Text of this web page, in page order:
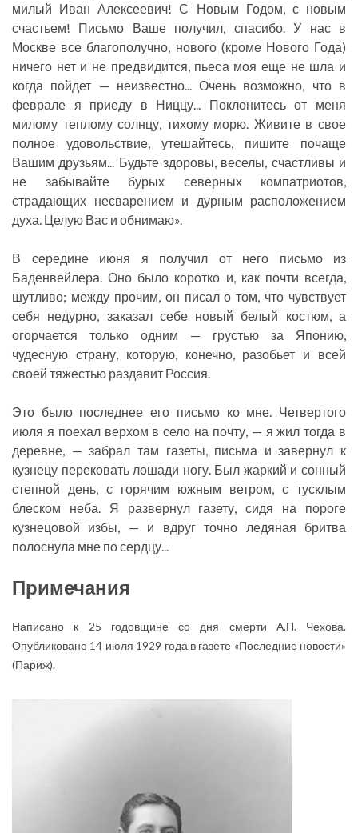
милый Иван Алексеевич! С Новым Годом, с новым
счастьем! Письмо Ваше получил, спасибо. У нас в
Москве все благополучно, нового (кроме Нового Года)
ничего нет и не предвидится, пьеса моя еще не шла и
когда пойдет — неизвестно... Очень возможно, что в
феврале я приеду в Ниццу... Поклонитесь от меня
милому теплому солнцу, тихому морю. Живите в свое
полное удовольствие, утешайтесь, пишите почаще
Вашим друзьям... Будьте здоровы, веселы, счастливы и
не забывайте бурых северных компатриотов,
страдающих несварением и дурным расположением
духа. Целую Вас и обнимаю».
В середине июня я получил от него письмо из
Баденвейлера. Оно было коротко и, как почти всегда,
шутливо; между прочим, он писал о том, что чувствует
себя недурно, заказал себе новый белый костюм, а
огорчается только одним — грустью за Японию,
чудесную страну, которую, конечно, разобьет и всей
своей тяжестью раздавит Россия.
Это было последнее его письмо ко мне. Четвертого
июля я поехал верхом в село на почту, — я жил тогда в
деревне, — забрал там газеты, письма и завернул к
кузнецу перековать лошади ногу. Был жаркий и сонный
степной день, с горячим южным ветром, с тусклым
блеском неба. Я развернул газету, сидя на пороге
кузнецовой избы, — и вдруг точно ледяная бритва
полоснула мне по сердцу...
Примечания
Написано к 25 годовщине со дня смерти А.П. Чехова.
Опубликовано 14 июля 1929 года в газете «Последние новости»
(Париж).